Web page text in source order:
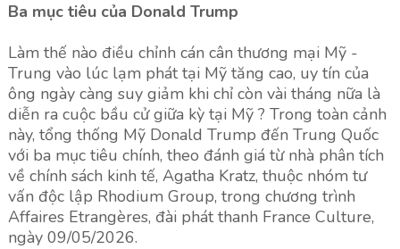
Ba mục tiêu của Donald Trump
Làm thế nào điều chỉnh cán cân thương mại Mỹ -
Trung vào lúc lạm phát tại Mỹ tăng cao, uy tín của
ông ngày càng suy giảm khi chỉ còn vài tháng nữa là
diễn ra cuộc bầu cử giữa kỳ tại Mỹ ? Trong toàn cảnh
này, tổng thống Mỹ Donald Trump đến Trung Quốc
với ba mục tiêu chính, theo đánh giá từ nhà phân tích
về chính sách kinh tế, Agatha Kratz, thuộc nhóm tư
vấn độc lập Rhodium Group, trong chương trình
Affaires Etrangères, đài phát thanh France Culture,
ngày 09/05/2026.